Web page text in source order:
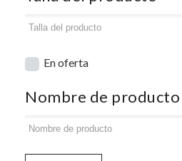
En oferta
Nombre de producto